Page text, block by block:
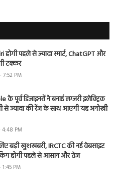
होगी पहले से ज्यादा स्मार्ट, ChatGPT और
टक्कर
7:52 PM
पूर्व डिजाइनरों ने बनाई लग्जरी इलेक्ट्रिक
से ज्यादा की रेंज के साथ आएगी यह अनोखी
4:48 PM
बड़ी खुशखबरी, IRCTC की नई वेबसाइट
होगी पहले से आसान और तेज
PM